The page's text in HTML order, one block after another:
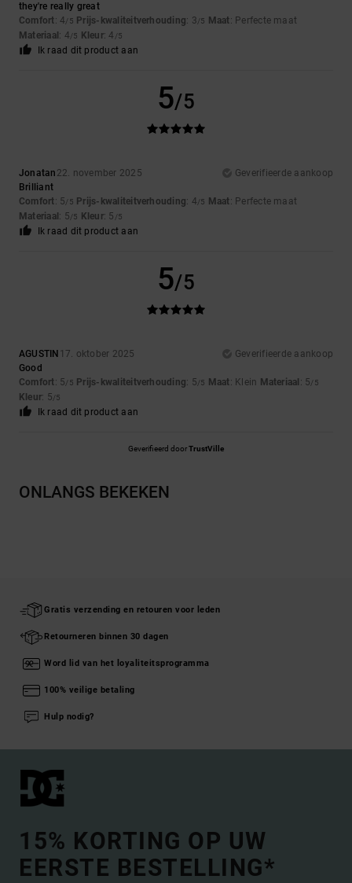
they're really great
Comfort: 4/5 Prijs-kwaliteitverhouding: 3/5 Maat: Perfecte maat
Materiaal : 4/5 Kleur: 4 /5
Ik raad dit product aan
5/5
Jonatan 22. november 2025
Geverifieerde aankoop
Brilliant
Comfort: 5/5 Prijs-kwaliteitverhouding: 4/5 Maat: Perfecte maat
Materiaal : 5/5 Kleur: 5 /5
Ik raad dit product aan
5/5
AGUSTIN 17. oktober 2025
Geverifieerde aankoop
Good
Comfort: 5/5 Prijs-kwaliteitverhouding: 5/5 Maat: Klein Materiaal : 5/5
Kleur: 5/5
Ik raad dit product aan
Geverifieerd doorTrustVille
ONLANGS BEKEKEN
Gratis verzending en retouren voor leden
Retourneren binnen 30 dagen
Word lid van het loyaliteitsprogramma
100% veilige betaling
Hulp nodig?
15% KORTING OP UW
EERSTE BESTELLING*